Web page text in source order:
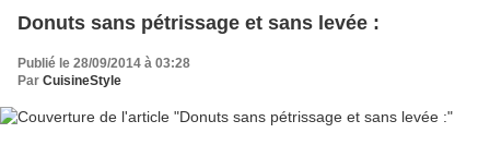
Donuts sans pétrissage et sans levée :
Publié le 28/09/2014 à 03:28
Par CuisineStyle